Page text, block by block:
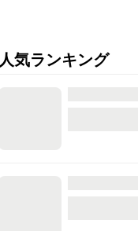
人気ランキング